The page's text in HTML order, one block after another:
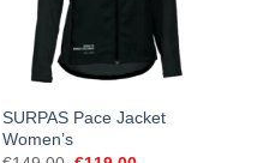
SURPAS Pace Jacket
Women’s